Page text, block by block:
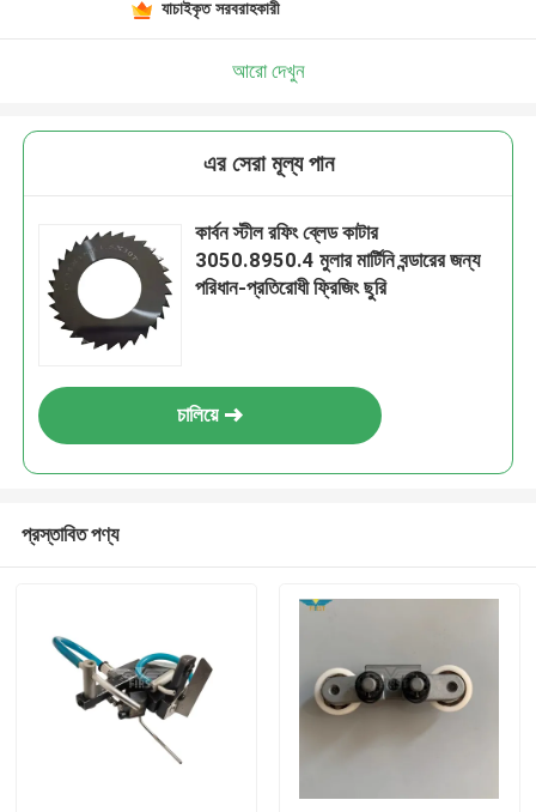
যাচাইকৃত সরবরাহকারী
আরো দেখুন
এর সেরা মূল্য পান
কার্বন স্টীল রফিং ব্লেড কাটার
3050.8950.4 মুলার মার্টিনি বন্ডারের জন্য
পরিধান-প্রতিরোধী ফ্রিজিং ছুরি
চালিয়ে
প্রস্তাবিত পণ্য